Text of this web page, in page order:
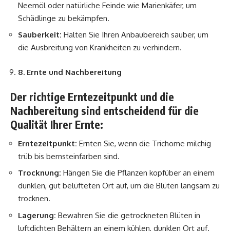
Neemöl oder natürliche Feinde wie Marienkäfer, um
Schädlinge zu bekämpfen.
Sauberkeit: Halten Sie Ihren Anbaubereich sauber, um
die Ausbreitung von Krankheiten zu verhindern.
8. Ernte und Nachbereitung
Der richtige Erntezeitpunkt und die
Nachbereitung sind entscheidend für die
Qualität Ihrer Ernte:
Erntezeitpunkt: Ernten Sie, wenn die Trichome milchig
trüb bis bernsteinfarben sind.
Trocknung: Hängen Sie die Pflanzen kopfüber an einem
dunklen, gut belüfteten Ort auf, um die Blüten langsam zu
trocknen.
Lagerung: Bewahren Sie die getrockneten Blüten in
luftdichten Behältern an einem kühlen, dunklen Ort auf.